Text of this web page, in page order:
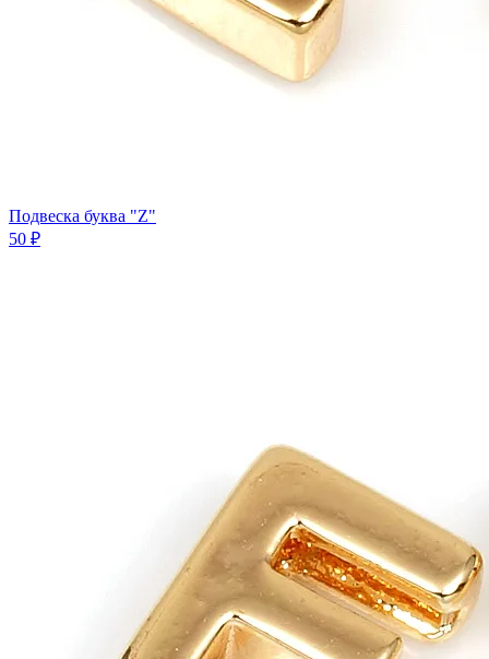
Подвеска буква "Z"
50 ₽